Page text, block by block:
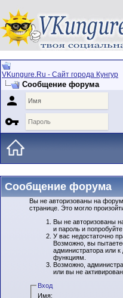
VKungure.Ru - Сайт города Кунгур
Сообщение форума


Сообщение форума
Вы не авторизованы на
странице. Это могло
Вы не авторизованы
и пароль и
У вас недостаточно
Возможно, вы
администратора или
функциям.
Возможно,
или вы не
Вход
Имя: